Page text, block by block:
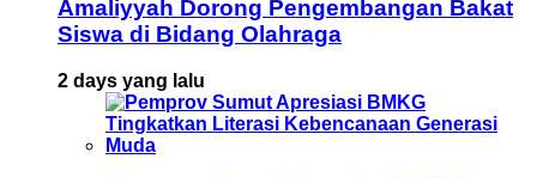
Amaliyyah Dorong Pengembangan Bakat
Siswa di Bidang Olahraga
2 days yang lalu